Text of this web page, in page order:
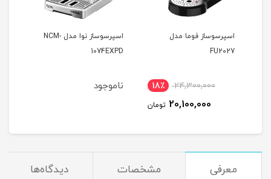
اسپرسوساز فوما مدل
FU2027
24,300,000 18٪
20,100,000 تومان
اسپرسوساز نوا مدل NCM-
1074EXPD
ناموجود
معرفی مشخصات دیدگاه‌ها